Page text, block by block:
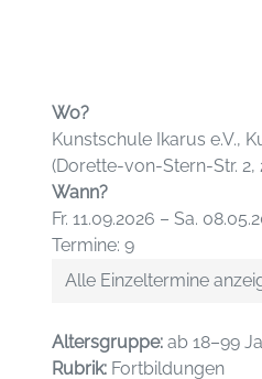
Wo?
Kunstschule Ikarus e.V.,
(Dorette-von-Stern-Str. 2,
Wann?
Fr. 11.09.2026 – Sa.
Termine: 9
Alle Einzeltermine
Altersgruppe: ab 18–99
Rubrik: Fortbildungen